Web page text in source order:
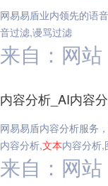
网易易盾业内领先的语
音过滤,谩骂过滤
来自：网站
内容分析_AI内容
网易易盾内容分析服务
内容分析,文本内容分析
来自：网站